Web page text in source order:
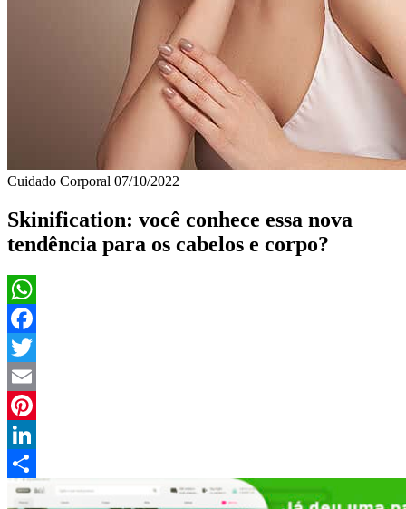
Cuidado Corporal 07/10/2022
Skinification: você conhece essa nova
tendência para os cabelos e corpo?
WhatsApp
Facebook
Twitter
Email
Pinterest
LinkedIn
Compartilhar